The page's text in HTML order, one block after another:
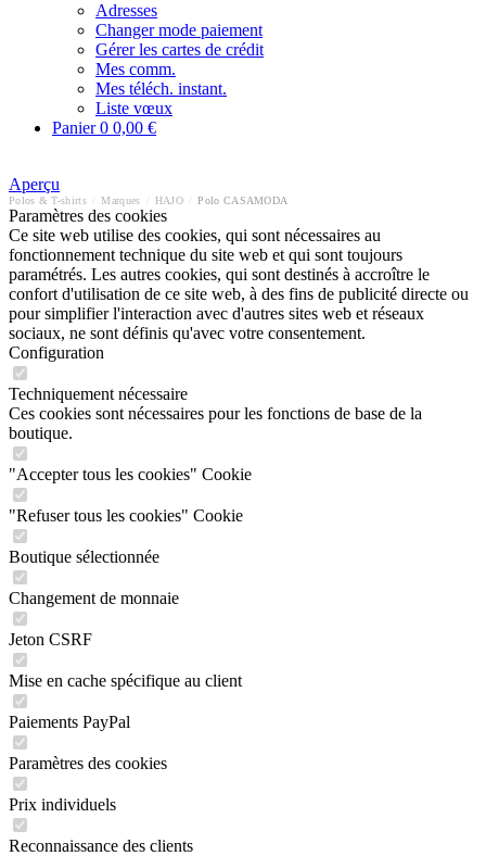
Adresses
Changer mode paiement
Gérer les cartes de crédit
Mes comm.
Mes téléch. instant.
Liste vœux
Panier0 0,00 €
Aperçu
Polos & T-shirts Marques HAJO Polo CASAMODA
Paramètres des cookies
Ce site web utilise des cookies, qui sont nécessaires au
fonctionnement technique du site web et qui sont toujours
paramétrés. Les autres cookies, qui sont destinés à accroître le
confort d'utilisation de ce site web, à des fins de publicité directe ou
pour simplifier l'interaction avec d'autres sites web et réseaux
sociaux, ne sont définis qu'avec votre consentement.
Configuration
Techniquement nécessaire
Ces cookies sont nécessaires pour les fonctions de base de la
boutique.
"Accepter tous les cookies" Cookie
"Refuser tous les cookies" Cookie
Boutique sélectionnée
Changement de monnaie
Jeton CSRF
Mise en cache spécifique au client
Paiements PayPal
Paramètres des cookies
Prix individuels
Reconnaissance des clients